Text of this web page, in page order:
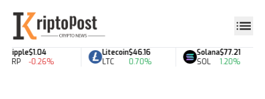
Ripple
XRP
$1.04
-0.26%
Litecoin
LTC
$46.16
0.70%
Solana
SOL
$77.21
1.20%